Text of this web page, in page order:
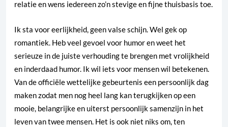
relatie en wens iedereen zo’n stevige en fijne thuisbasis toe.
Ik sta voor eerlijkheid, geen valse schijn. Wel gek op
romantiek. Heb veel gevoel voor humor en weet het
serieuze in de juiste verhouding te brengen met vrolijkheid
en inderdaad humor. Ik wil iets voor mensen wil betekenen.
Van de officiële wettelijke gebeurtenis een persoonlijk dag
maken zodat men nog heel lang kan terugkijken op een
mooie, belangrijke en uiterst persoonlijk samenzijn in het
leven van twee mensen. Het is ook niet niks om, ten